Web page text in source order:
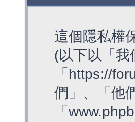
這個隱私權
(以下以「我
「https://
們」、「他
「